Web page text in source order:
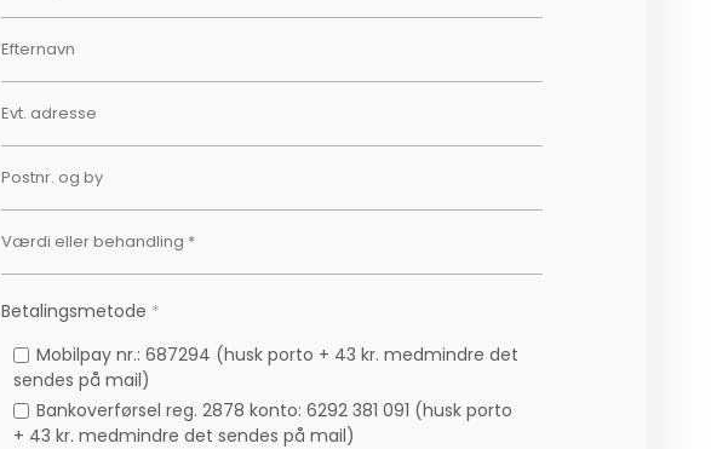
Betalingsmetode *
Mobilpay nr.: 687294 (husk porto + 43 kr. medmindre det
sendes på mail)
Bankoverførsel reg. 2878 konto: 6292 381 091 (husk porto
+ 43 kr. medmindre det sendes på mail)